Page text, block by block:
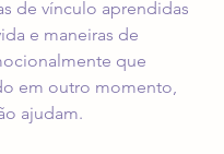
de vínculo aprendidas
e maneiras de
que
em outro momento,
ajudam.